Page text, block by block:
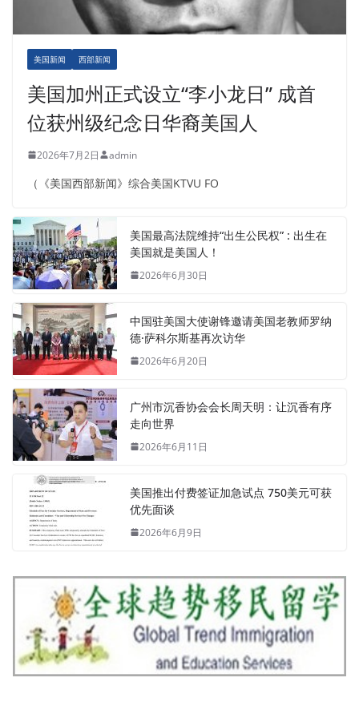
美国新闻 西部新闻
美国加州正式设立“李小龙日” 成首
位获州级纪念日华裔美国人
2026年7月2日 admin
（《美国西部新闻》综合美国KTVU FO
美国最高法院维持“出生公民权” : 出生在
美国就是美国人！
2026年6月30日
中国驻美国大使谢锋邀请美国老教师罗纳
德·萨科尔斯基再次访华
2026年6月20日
广州市沉香协会会长周天明：让沉香有序
走向世界
2026年6月11日
美国推出付费签证加急试点 750美元可获
优先面谈
2026年6月9日